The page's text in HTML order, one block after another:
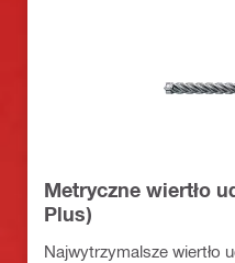
Metryczne wiertło
Plus)
Najwytrzymalsze wiertło